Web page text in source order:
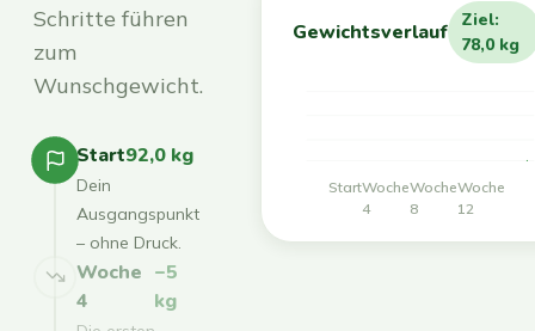
Schritte führen
zum
Wunschgewicht.
Start92,0 kg
Dein
Ausgangspunkt
– ohne Druck.
Woche
4
−5
kg
Gewichtsverlauf
Ziel:
78,0 kg
StartWoche
4
Woche
8
Woche
12